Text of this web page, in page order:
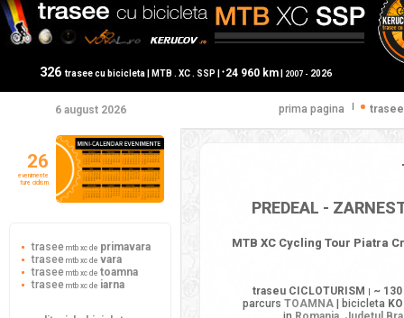
326 trasee cu bicicleta | MTB . XC . SSP | + 24 960 km| 2007 - 2026
6 august 2026 prima pagina
PREDEAL -
MTB XC Cycling Tour Piatra
traseu CICLOTURISM
~
parcurs TOAMNA | bicicleta
26
evenimente
ture ciclism
trasee mtb xc de primavara
trasee mtb xc de vara
trasee mtb xc de toamna
trasee mtb xc de iarna